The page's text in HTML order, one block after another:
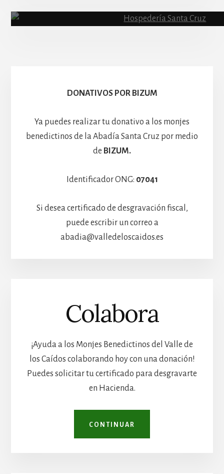
Hospedería
DONATIVOS POR BIZUM
Ya puedes realizar tu donativo a los monjes
benedictinos de la Abadía Santa Cruz por medio
de BIZUM.
Identificador ONG: 07041
Si desea certificado de desgravación fiscal,
puede escribir un correo a
abadia@valledeloscaidos.es
Colabora
¡Ayuda a los Monjes Benedictinos del Valle de
los Caídos colaborando hoy con una donación!
Puedes solicitar tu certificado para desgravarte
en Hacienda.
CONTINUAR